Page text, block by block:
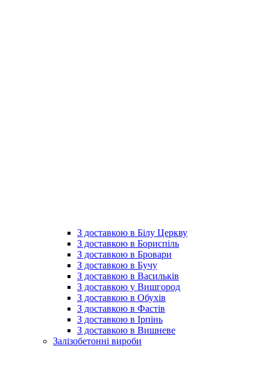
З доставкою в Білу Церкву
З доставкою в Бориспіль
З доставкою в Бровари
З доставкою в Бучу
З доставкою в Васильків
З доставкою у Вишгород
З доставкою в Обухів
З доставкою в Фастів
З доставкою в Ірпінь
З доставкою в Вишневе
Залізобетонні вироби